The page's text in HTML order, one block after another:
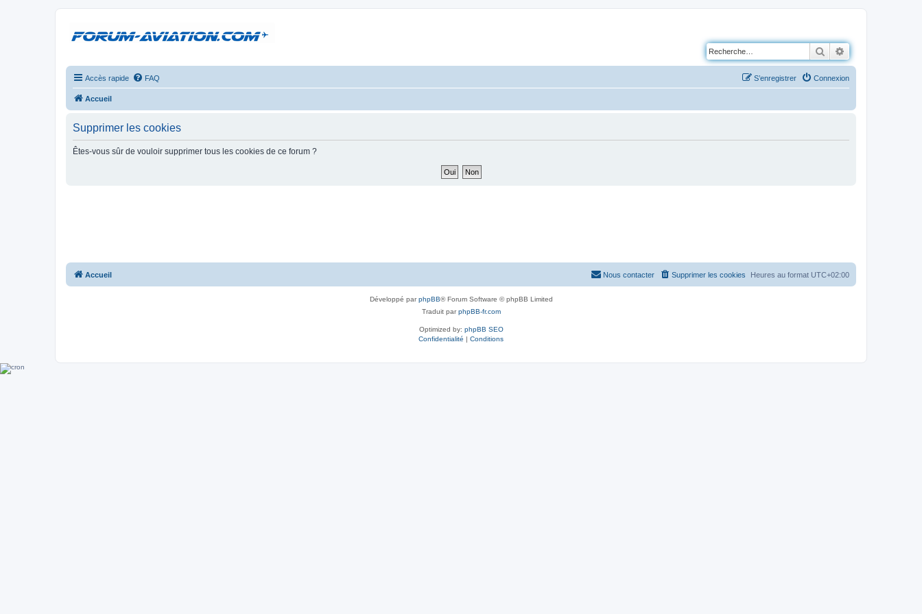
Rechercher
Accès rapide FAQ Connexion
S’enregistrer
Accueil
Supprimer les cookies
Êtes-vous sûr de vouloir supprimer tous les cookies de ce forum ?
Accueil Heures au format UTC+02:00
Supprimer les cookies
Nous contacter
Développé parphpBB® Forum Software © phpBB Limited
Traduit parphpBB-fr.com
Optimized by: phpBB SEO
Confidentialité | Conditions